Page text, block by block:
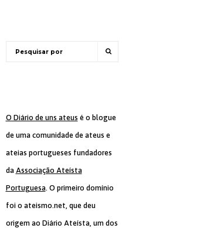
O Diário de uns ateus é o blogue
de uma comunidade de ateus e
ateias portugueses fundadores
da Associação Ateísta
Portuguesa. O primeiro domínio
foi o ateismo.net, que deu
origem ao Diário Ateísta, um dos